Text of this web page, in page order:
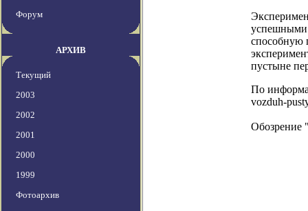
Форум
АРХИВ
Текущий
2003
2002
2001
2000
1999
Фотоархив
успешными.
способную
пустыне
По
vozduh-
Обозрение